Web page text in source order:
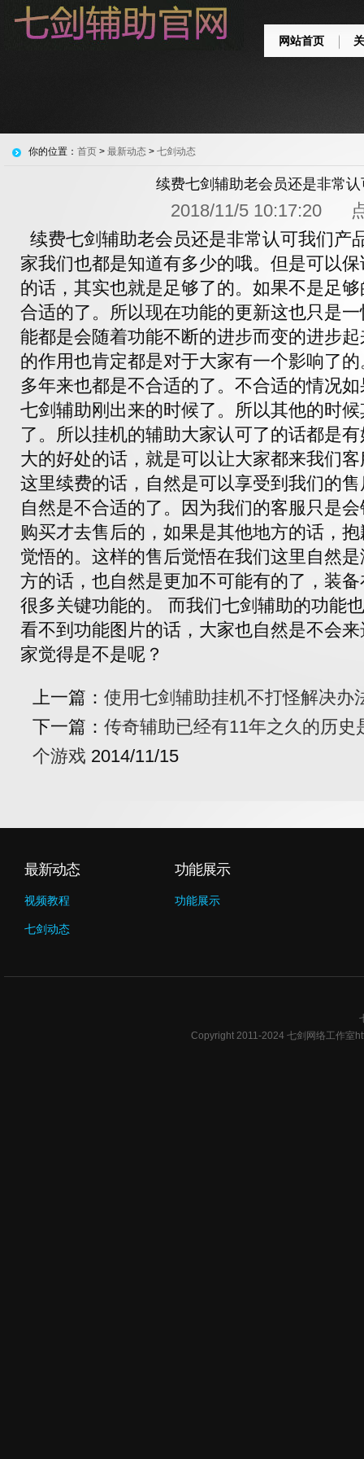
网站首页
你的位置： 首页 > 最新动态 > 七剑动态
续费七剑辅助老会员还是非常
2018/11/5 10:17:20
续费七剑辅助老会员还是非常认可我们产
家我们也都是知道有多少的哦。但是可以
的话，其实也就是足够了的。如果不是足
合适的了。所以现在功能的更新这也只是
能都是会随着功能不断的进步而变的进步
的作用也肯定都是对于大家有一个影响了
多年来也都是不合适的了。不合适的情况
七剑辅助刚出来的时候了。所以其他的时
了。所以挂机的辅助大家认可了的话都是
大的好处的话，就是可以让大家都来我们
这里续费的话，自然是可以享受到我们的
自然是不合适的了。因为我们的客服只是
购买才去售后的，如果是其他地方的话，
觉悟的。这样的售后觉悟在我们这里自然
方的话，也自然是更加不可能有的了，装
很多关键功能的。 而我们七剑辅助的功能
看不到功能图片的话，大家也自然是不会
家觉得是不是呢？
上一篇： 使用七剑辅助挂机不打怪解决办
下一篇： 传奇辅助已经有11年之久的历
个游戏 2014/11/15
最新动态
视频教程
七剑动态
功能展示
功能展示
Copyright 2011-2024 七剑网络工作室